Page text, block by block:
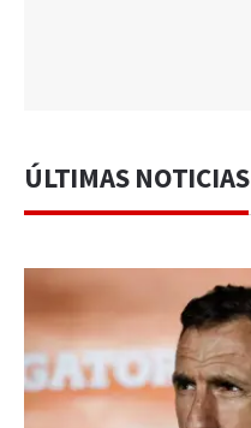
ÚLTIMAS NOTICIAS